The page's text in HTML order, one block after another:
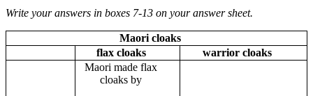
Write your answers in boxes 7-13 on your answer sheet.
Maori cloaks
flax cloaks
warrior cloaks
Maori made flax
cloaks by